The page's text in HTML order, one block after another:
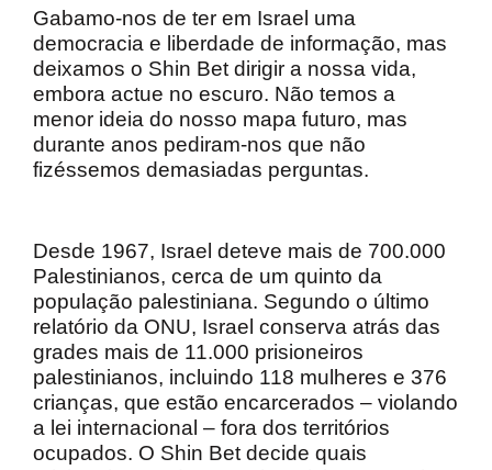
Gabamo-nos de ter em Israel uma
democracia e liberdade de informação, mas
deixamos o Shin Bet dirigir a nossa vida,
embora actue no escuro. Não temos a
menor ideia do nosso mapa futuro, mas
durante anos pediram-nos que não
fizéssemos demasiadas perguntas.
Desde 1967, Israel deteve mais de 700.000
Palestinianos, cerca de um quinto da
população palestiniana. Segundo o último
relatório da ONU, Israel conserva atrás das
grades mais de 11.000 prisioneiros
palestinianos, incluindo 118 mulheres e 376
crianças, que estão encarcerados – violando
a lei internacional – fora dos territórios
ocupados. O Shin Bet decide quais